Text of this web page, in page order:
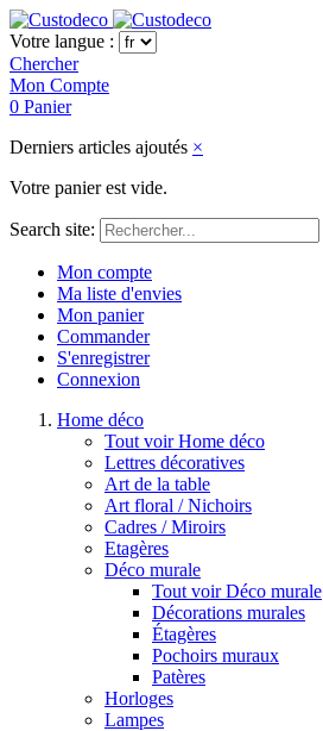
Votre langue :
Chercher
Mon Compte
0 Panier
Derniers articles ajoutés ×
Votre panier est vide.
Search site:
Mon compte
Ma liste d'envies
Mon panier
Commander
S'enregistrer
Connexion
Home déco
Tout voir Home déco
Lettres décoratives
Art de la table
Art floral / Nichoirs
Cadres / Miroirs
Etagères
Déco murale
Tout voir Déco murale
Décorations murales
Étagères
Pochoirs muraux
Patères
Horloges
Lampes